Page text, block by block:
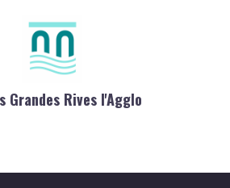
Grandes Rives l'Agglo